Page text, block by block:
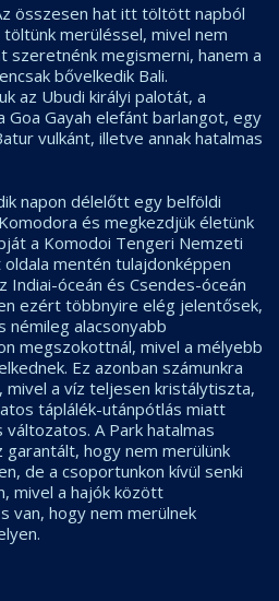
összesen hat itt töltött napból
merüléssel, mivel nem
szeretnénk megismerni, hanem a
bővelkedik Bali.
az Ubudi királyi palotát, a
Goa Gayah elefánt barlangot, egy
vulkánt, illetve annak hatalmas
napon délelőtt egy belföldi
és megkezdjük életünk
a Komodoi Tengeri Nemzeti
mentén tulajdonképpen
Indiai-óceán és Csendes-óceán
ezért többnyire elég jelentősek,
némileg alacsonyabb
megszokottnál, mivel a mélyebb
Ez azonban számunkra
a víz teljesen kristálytiszta,
táplálék-utánpótlás miatt
A Park hatalmas
hogy nem merülünk
de a csoportunkon kívül senki
mivel a hajók között
van, hogy nem merülnek